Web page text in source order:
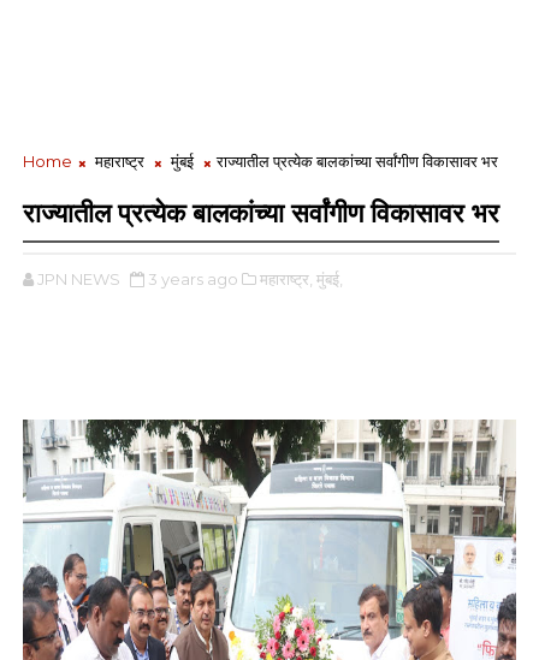
Home महाराष्ट्र मुंबई राज्यातील प्रत्येक बालकांच्या सर्वांगीण विकासावर भर
राज्यातील प्रत्येक बालकांच्या सर्वांगीण विकासावर भर
JPN NEWS 3 years ago महाराष्ट्र, मुंबई,